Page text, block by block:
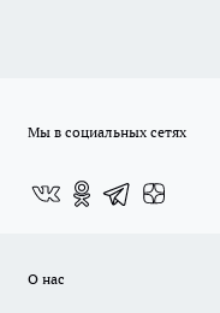
Мы в социальных сетях
О нас